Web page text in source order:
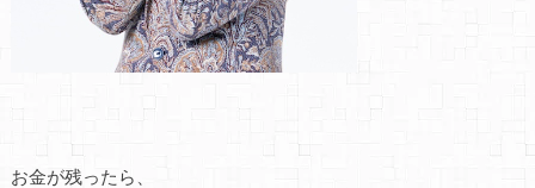
お金が残ったら、